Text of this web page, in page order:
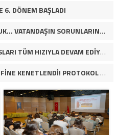
6. DÖNEM BAŞLADI
“GENÇ YAŞTA BÜYÜK SORUMLULUK… VATANDAŞIN SORUNLARINA ÇÖZÜM ARIYOR!”
BEYLİKDÜZÜ’NDE YAZ SPOR KURSLARI TÜM HIZIYLA DEVAM EDİYOR
BÜYÜKÇEKMECE SÜPER LİG HEDEFİNE KENETLENDİ! PROTOKOL VE İŞ DÜNYASINDAN BASKETBOL TAKIMINA TAM DESTEK…